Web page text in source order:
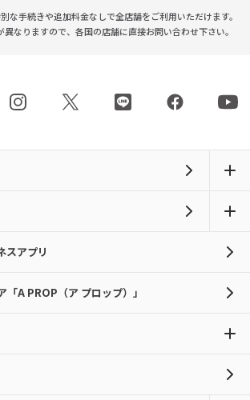
な手続きや追加料金なしで全店舗をご利用いただけます。
なりますので、 各国の店舗に直接お問い合わせ下さい。
スアプリ
「A PROP（ア プロップ）」